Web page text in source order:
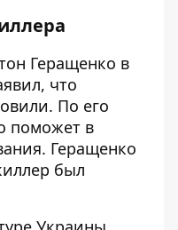
Геращенко в
что
По его
поможет в
Геращенко
был